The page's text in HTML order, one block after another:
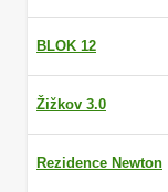
BLOK 12
Žižkov 3.0
Rezidence Newton